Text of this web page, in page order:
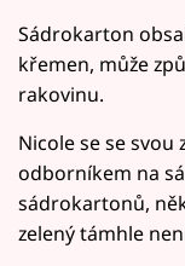
Sádrokarton
křemen, může
rakovinu.
Nicole se se svou
odborníkem na
sádrokartonů,
zelený támhle